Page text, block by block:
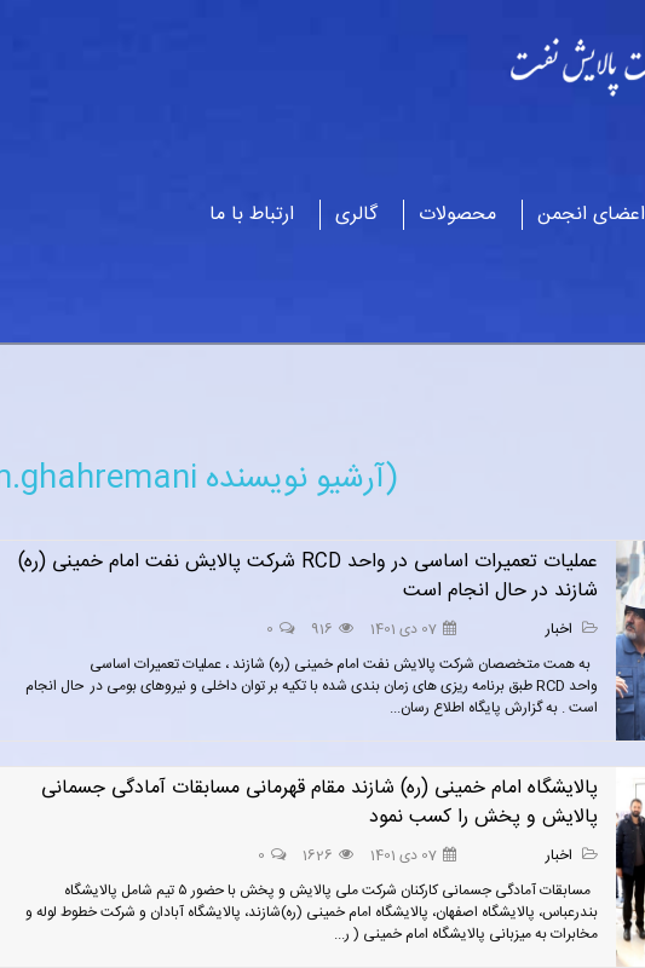
اعضای انجمن محصولات گالری ارتباط با ما
(آرشیو نویسنده m.ghahremani)
عملیات تعمیرات اساسی در واحد RCD شرکت پالایش نفت امام خمینی (ره)
شازند در حال انجام است
اخبار 07 دی 1401 916
0
به همت متخصصان شرکت پالایش نفت امام خمینی (ره) شازند ، عملیات تعمیرات اساسی
واحد RCD طبق برنامه ریزی های زمان بندی شده با تکیه بر توان داخلی و نیروهای بومی در حال انجام
است . به گزارش پایگاه اطلاع رسان...
پالایشگاه امام خمینی (ره) شازند مقام قهرمانی مسابقات آمادگی جسمانی
پالایش و پخش را کسب نمود
اخبار 07 دی 1401 1626
0
مسابقات آمادگی جسمانی کارکنان شرکت ملی پالایش و پخش با حضور ۵ تیم شامل پالایشگاه
بندرعباس، پالایشگاه اصفهان، پالایشگاه امام خمینی (ره)شازند، پالایشگاه آبادان و شرکت خطوط لوله و
مخابرات به میزبانی پالایشگاه امام خمینی ( ر...